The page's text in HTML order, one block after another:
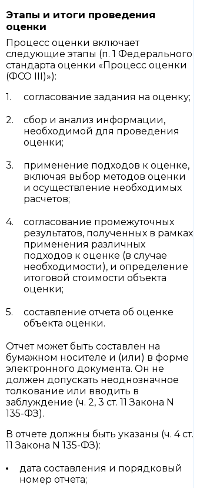
Этапы и итоги проведения
оценки
Процесс оценки включает
следующие этапы (п. 1 Федерального
стандарта оценки «Процесс оценки
(ФСО III)»):
согласование задания на оценку;
сбор и анализ информации,
необходимой для проведения
оценки;
применение подходов к оценке,
включая выбор методов оценки
и осуществление необходимых
расчетов;
согласование промежуточных
результатов, полученных в рамках
применения различных
подходов к оценке (в случае
необходимости), и определение
итоговой стоимости объекта
оценки;
составление отчета об оценке
объекта оценки.
Отчет может быть составлен на
бумажном носителе и (или) в форме
электронного документа. Он не
должен допускать неоднозначное
толкование или вводить в
заблуждение (ч. 2, 3 ст. 11 Закона N
135-ФЗ).
В отчете должны быть указаны (ч. 4 ст.
11 Закона N 135-ФЗ):
дата составления и порядковый
номер отчета;